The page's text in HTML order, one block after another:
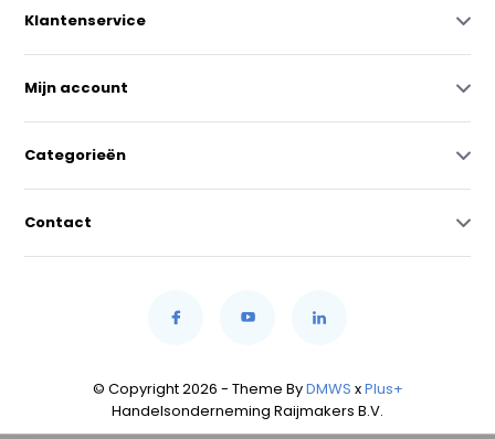
Klantenservice
Mijn account
Categorieën
Contact
© Copyright 2026 - Theme ByDMWS xPlus+
Handelsonderneming Raijmakers B.V.